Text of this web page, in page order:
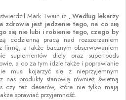
Mark Twain iż „Według lekarzy
zdrowia jest jedzenie tego, na co się
się nie lubi i robienie tego, czego by
codzienną pracą nad rozszerzaniem
firmę, a także bacznym obserwowaniem
suplementów diety oraz superfoods
a co za tym idzie także i poprawianie
musi kojarzyć się z nieprzyjemnym
nas produkty stanowią również świetną
czy też deserów, które nie tylko mają
sprawiać przyjemność.